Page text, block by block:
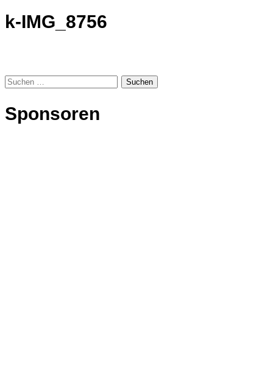
k-IMG_8756
Suchen
Sponsoren